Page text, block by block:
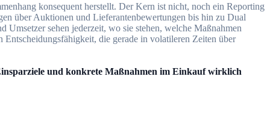
konsequent herstellt. Der Kern ist nicht, noch ein Reporting
über Auktionen und Lieferantenbewertungen bis hin zu Dual
sehen jederzeit, wo sie stehen, welche Maßnahmen
die gerade in volatileren Zeiten über
und konkrete Maßnahmen im Einkauf wirklich